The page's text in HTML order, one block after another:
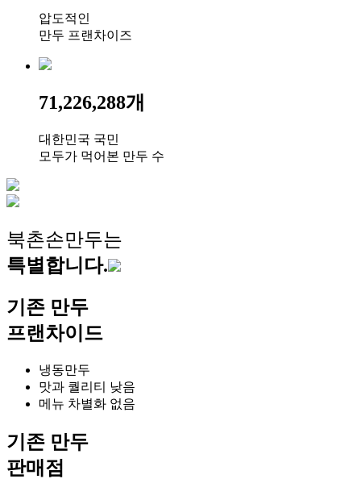
압도적인
만두 프랜차이즈
71,226,288개
대한민국 국민
모두가 먹어본 만두 수
북촌손만두는
특별합니다.
기존 만두
프랜차이드
냉동만두
맛과 퀄리티 낮음
메뉴 차별화 없음
기존 만두
판매점